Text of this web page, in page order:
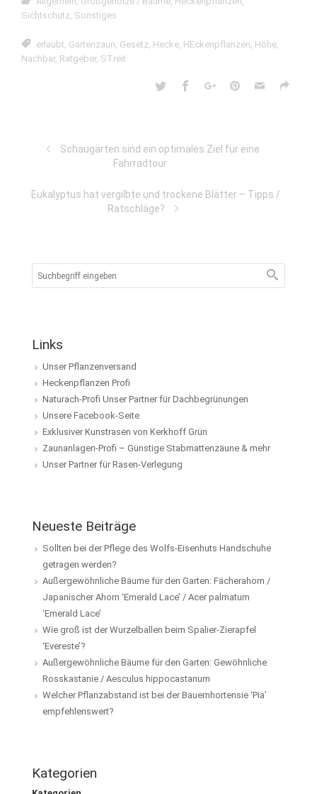
Sichtschutz, Sonstiges
erlaubt, Gartenzaun, Gesetz, Hecke, HEckenpflanzen, Höhe,
Nachbar, Ratgeber, STreit
Schaugärten sind ein optimales Ziel für eine
Fahrradtour
Eukalyptus hat vergilbte und trockene Blätter – Tipps /
Ratschläge?
Links
Unser Pflanzenversand
Heckenpflanzen Profi
Naturach-Profi Unser Partner für Dachbegrünungen
Unsere Facebook-Seite
Exklusiver Kunstrasen von Kerkhoff Grün
Zaunanlagen-Profi – Günstige Stabmattenzäune & mehr
Unser Partner für Rasen-Verlegung
Neueste Beiträge
Sollten bei der Pflege des Wolfs-Eisenhuts Handschuhe
getragen werden?
Außergewöhnliche Bäume für den Garten: Fächerahorn /
Japanischer Ahorn ‘Emerald Lace’ / Acer palmatum
‘Emerald Lace’
Wie groß ist der Wurzelballen beim Spalier-Zierapfel
‘Evereste’?
Außergewöhnliche Bäume für den Garten: Gewöhnliche
Rosskastanie / Aesculus hippocastanum
Welcher Pflanzabstand ist bei der Bauernhortensie ‘Pia’
empfehlenswert?
Kategorien